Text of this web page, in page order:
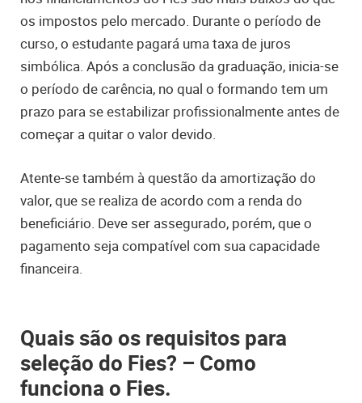
os impostos pelo mercado. Durante o período de
curso, o estudante pagará uma taxa de juros
simbólica. Após a conclusão da graduação, inicia-se
o período de carência, no qual o formando tem um
prazo para se estabilizar profissionalmente antes de
começar a quitar o valor devido.
Atente-se também à questão da amortização do
valor, que se realiza de acordo com a renda do
beneficiário. Deve ser assegurado, porém, que o
pagamento seja compatível com sua capacidade
financeira.
Quais são os requisitos para
seleção do Fies? – Como
funciona o Fies.